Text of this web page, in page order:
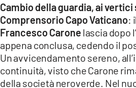
App
ANDROID
APPLE
Cambio della guardia, ai
Comprensorio Capo Vaticano: il
Francesco Carone lascia dopo
appena conclusa, cedendo il
Un avvicendamento sereno,
continuità, visto che Carone
della società neroverde. Nel